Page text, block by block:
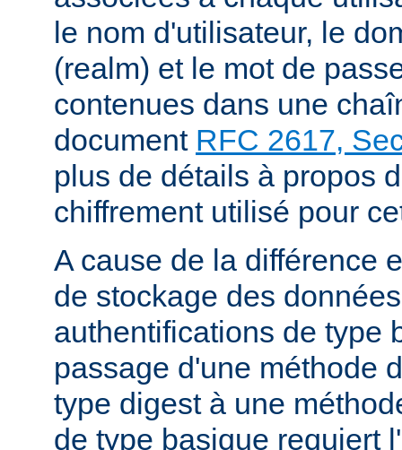
le nom d'utilisateur, le
(realm) et le mot de
contenues dans une
document RFC 2617,
plus de détails à propos
chiffrement utilisé pour
A cause de la différence
de stockage des
authentifications de type
passage d'une méthode
type digest à une
de type basique requiert